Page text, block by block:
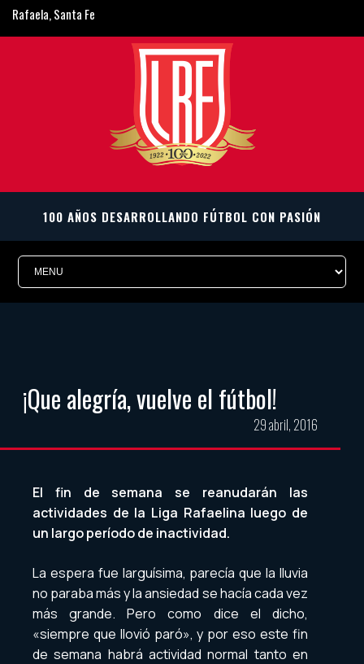
Rafaela, Santa Fe
ligarafaelina@gmail.com
¡Que alegría, vuelve el fútbol!
29 abril, 2016
El fin de semana se reanudarán las
actividades de la Liga Rafaelina luego de
un largo período de inactividad.
La espera fue larguísima, parecía que la lluvia
no paraba más y la ansiedad se hacía cada vez
más grande. Pero como dice el dicho,
«siempre que llovió paró», y por eso este fin
de semana habrá actividad normal tanto en